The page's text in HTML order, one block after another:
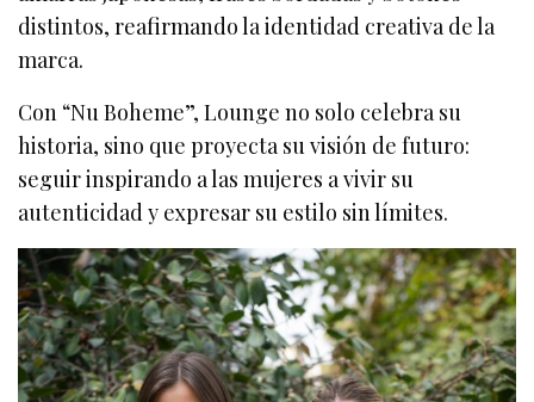
distintos, reafirmando la identidad creativa de la
marca.
Con “Nu Boheme”, Lounge no solo celebra su
historia, sino que proyecta su visión de futuro:
seguir inspirando a las mujeres a vivir su
autenticidad y expresar su estilo sin límites.